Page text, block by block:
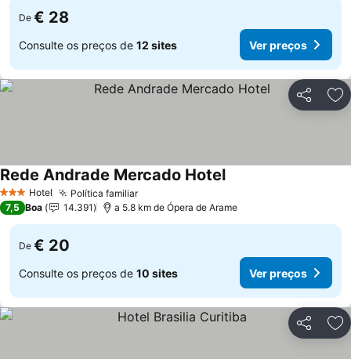
De € 28
Consulte os preços de 12 sites Ver preços
Partilhar
3 EstrelasHotel Política familiar
Rede Andrade Mercado Hotel
7,5 Boa 14.391 a 5.8 km de Ópera de Arame
De € 20
Consulte os preços de 10 sites Ver preços
Partilhar